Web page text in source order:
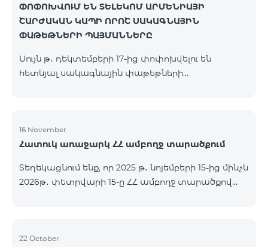
ՓՈՓՈԽՎՈՒՄ ԵՆ ՏԵԼԵԿՈՄ ԱՐՄԵՆԻԱՅԻ
ՇԱՐԺԱԿԱՆ ԿԱՊԻ ՈՐՈՇ ՍԱԿԱԳՆԱՅԻՆ
ՓԱԹԵԹՆԵՐԻ ՊԱՅՄԱՆՆԵՐԸ
Սույն թ․ դեկտեմբերի 17-ից փոփոխվելու են
հետևյալ սակագնային փաթեթների
նախկին 2000 դրամի փոխարեն։ Բաժանորդները
կստանան 600 րոպե դեպի ՀՀ բոլոր ցանցեր, ԱՄՆ,
փոխարեն և 14 ԳԲ ինտերնետ` նախկին 7 ԳԲ-ի
փոխարեն։ Կանխավճարային «Be Free 3000»
16 November
Հատուկ առաջարկ ՀՀ ամբողջ տարածքում
Տեղեկացնում ենք, որ 2025 թ․ նոյեմբերի 15-ից մինչև
2026թ․ փետրվարի 15-ը ՀՀ ամբողջ տարածքով
9900 մարզային և ԿՈՄԲՈ 4 9900 փաթեթները`
22 October